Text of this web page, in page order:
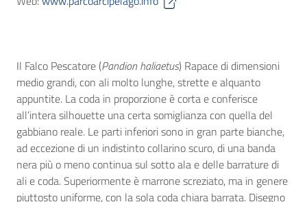
Il Falco Pescatore (Pandion haliaetus) Rapace di dimensioni
medio grandi, con ali molto lunghe, strette e alquanto
appuntite. La coda in proporzione è corta e conferisce
all’intera silhouette una certa somiglianza con quella del
gabbiano reale. Le parti inferiori sono in gran parte bianche,
ad eccezione di un indistinto collarino scuro, di una banda
nera più o meno continua sul sotto ala e delle barrature di
ali e coda. Superiormente è marrone screziato, ma in genere
piuttosto uniforme, con la sola coda chiara barrata. Disegno